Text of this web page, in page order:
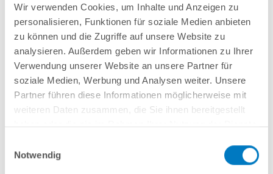
Wir verwenden Cookies, um Inhalte und Anzeigen zu
personalisieren, Funktionen für soziale Medien anbieten
zu können und die Zugriffe auf unsere Website zu
analysieren. Außerdem geben wir Informationen zu Ihrer
Verwendung unserer Website an unsere Partner für
soziale Medien, Werbung und Analysen weiter. Unsere
Partner führen diese Informationen möglicherweise mit
weiteren Daten zusammen, die Sie ihnen bereitgestellt
Notwendig
Original selbstansaugende SPECK-Pumpe POOLSANA ProPump 9
Vorfilter; inkl. Montiertem Anschlusskabel mit Netzstecker;Made in
Germany
Filterleistung: 10 m³/h bei 600 Watt / 230 V
TÜV- und GS-geprüft